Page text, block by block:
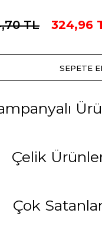
TL 324,96
Çelik
Çok